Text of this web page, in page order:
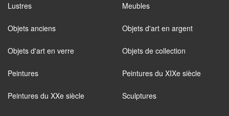
Lustres Meubles
Objets anciens Objets d'art en argent
Objets d'art en verre Objets de collection
Peintures Peintures du XIXe siècle
Peintures du XXe siècle Sculptures